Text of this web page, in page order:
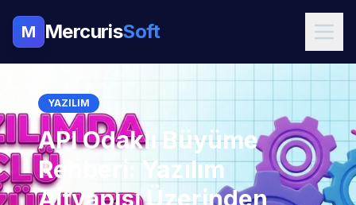
M MercurisSoft
YAZILIM
API Odaklı Büyüme
Rehberi: Yazılım
Altyapısı Üzerinden